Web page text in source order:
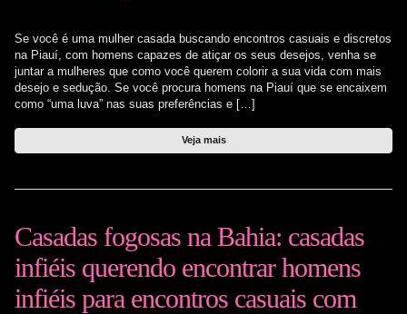
Se você é uma mulher casada buscando encontros casuais e discretos
na Piauí, com homens capazes de atiçar os seus desejos, venha se
juntar a mulheres que como você querem colorir a sua vida com mais
desejo e sedução. Se você procura homens na Piauí que se encaixem
como “uma luva” nas suas preferências e […]
Veja mais
Casadas fogosas na Bahia: casadas
infiéis querendo encontrar homens
infiéis para encontros casuais com